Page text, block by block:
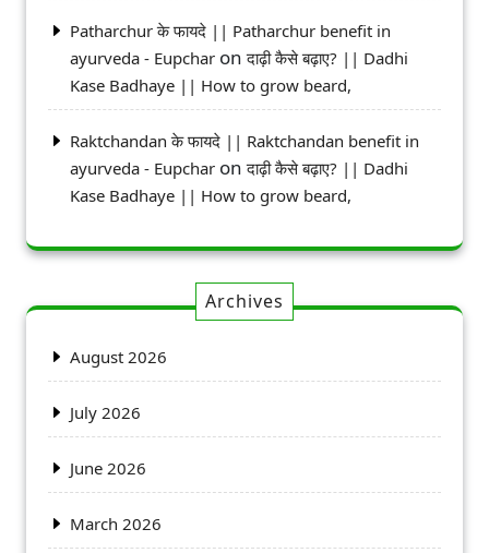
Patharchur के फायदे || Patharchur benefit in
ayurveda - Eupchar onदाढ़ी कैसे बढ़ाए? || Dadhi
Kase Badhaye || How to grow beard,
Raktchandan के फायदे || Raktchandan benefit in
ayurveda - Eupchar onदाढ़ी कैसे बढ़ाए? || Dadhi
Kase Badhaye || How to grow beard,
Archives
August 2026
July 2026
June 2026
March 2026